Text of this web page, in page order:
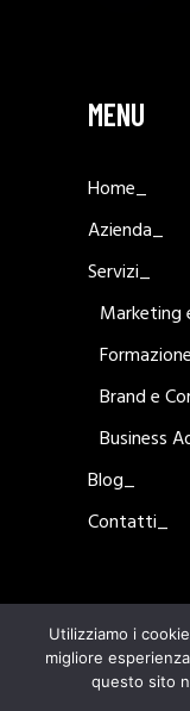
MENU
Home_
Azienda_
Servizi_
Marketing
Brand e
Business
Blog_
Contatti_
Utilizziamo i
migliore
questo sito